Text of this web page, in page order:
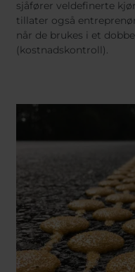
sjåfører veldefinerte
tillater også
når de brukes i et
(kostnadskontroll).